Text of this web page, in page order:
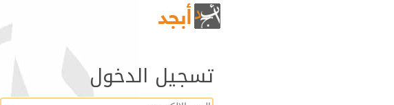
تسجيل الدخول